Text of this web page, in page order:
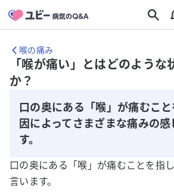
喉の痛み
「喉が痛い」とはどのような
か？
口の奥にある「喉」が痛むこ
因によってさまざまな痛みの
す。
口の奥にある「喉」が痛むことを指
言います。